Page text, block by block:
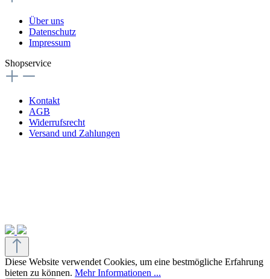
Über uns
Datenschutz
Impressum
Shopservice
Kontakt
AGB
Widerrufsrecht
Versand und Zahlungen
Diese Website verwendet Cookies, um eine bestmögliche Erfahrung
bieten zu können. Mehr Informationen ...